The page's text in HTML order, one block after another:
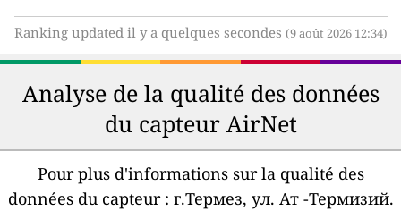
Ranking updated il y a quelques secondes (9 août 2026 12:34)
Analyse de la qualité des données
du capteur AirNet
Pour plus d'informations sur la qualité des
données du capteur : г.Термез, ул. Ат -Термизий.